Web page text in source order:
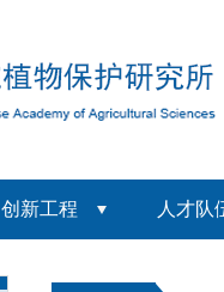
创新工程 人才队